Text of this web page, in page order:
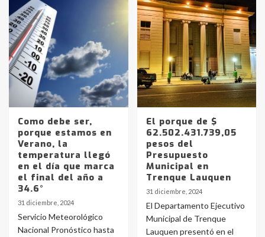
Como debe ser,
porque estamos en
Verano, la
temperatura llegó
en el día que marca
el final del año a
34.6°
31 diciembre, 2024
Servicio Meteorológico
Nacional Pronóstico hasta
El porque de $
62.502.431.739,05
pesos del
Presupuesto
Municipal en
Trenque Lauquen
31 diciembre, 2024
El Departamento Ejecutivo
Municipal de Trenque
Lauquen presentó en el